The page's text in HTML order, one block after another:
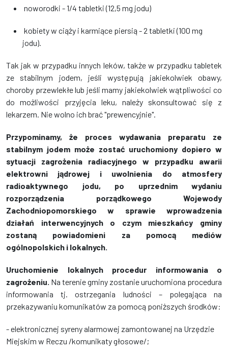
noworodki - 1/4 tabletki (12,5 mg jodu)
kobiety w ciąży i karmiące piersią - 2 tabletki (100 mg
jodu).
Tak jak w przypadku innych leków, także w przypadku tabletek
ze stabilnym jodem, jeśli występują jakiekolwiek obawy,
choroby przewlekłe lub jeśli mamy jakiekolwiek wątpliwości co
do możliwości przyjęcia leku, należy skonsultować się z
lekarzem. Nie wolno ich brać "prewencyjnie".
Przypominamy, że proces wydawania preparatu ze
stabilnym jodem może zostać uruchomiony dopiero w
sytuacji zagrożenia radiacyjnego w przypadku awarii
elektrowni jądrowej i uwolnienia do atmosfery
radioaktywnego jodu, po uprzednim wydaniu
rozporządzenia porządkowego Wojewody
Zachodniopomorskiego w sprawie wprowadzenia
działań interwencyjnych o czym mieszkańcy gminy
zostaną powiadomieni za pomocą mediów
ogólnopolskich i lokalnych.
Uruchomienie lokalnych procedur informowania o
zagrożeniu. Na terenie gminy zostanie uruchomiona procedura
informowania tj. ostrzegania ludności – polegająca na
przekazywaniu komunikatów za pomocą poniższych środków:
- elektronicznej syreny alarmowej zamontowanej na Urzędzie
Miejskim w Reczu /komunikaty głosowe/;